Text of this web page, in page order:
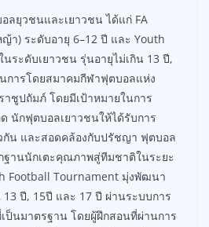
ลยุวชนและเยาวชน ได้แก่ FA
า) ระดับอายุ 6–12 ปี และ Youth
ระดับเยาวชน รุ่นอายุไม่เกิน 13 ปี,
การโดยสมาคมกีฬาฟุตบอลแห่ง
าชูปถัมภ์ โดยมีเป้าหมายในการ
นักฟุตบอลเยาวชนให้ได้รับการ
กัน และสอดคล้องกับปรัชญา ฟุตบอล
ฐานนักเตะคุณภาพสู่ทีมชาติในระยะ
Football Tournament มุ่งพัฒนา
13 ปี, 15ปี และ 17 ปี ผ่านระบบการ
ป็นมาตรฐาน โดยผู้ฝึกสอนที่ผ่านการ